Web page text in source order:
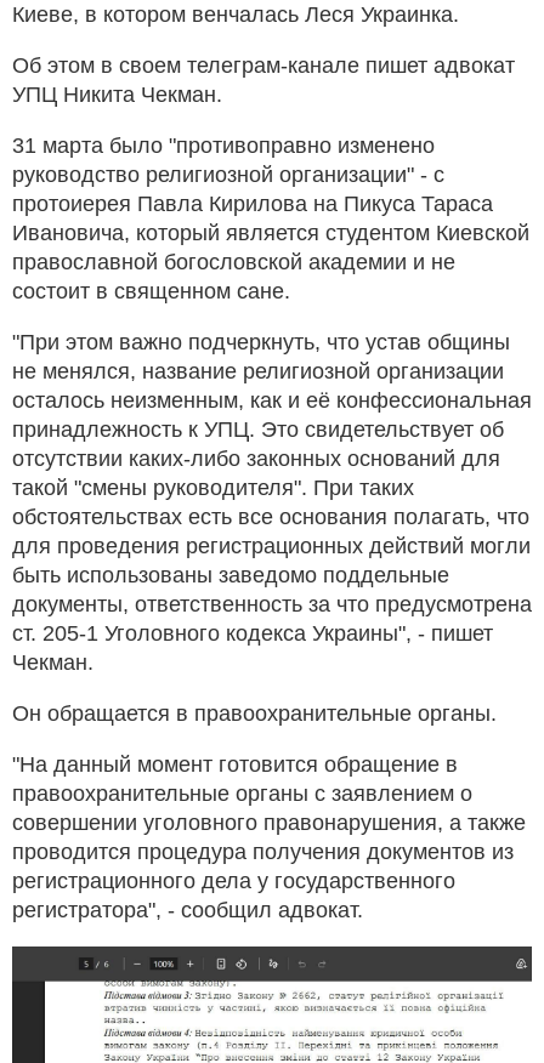
Киеве, в котором венчалась Леся Украинка.
Об этом в своем телеграм-канале пишет адвокат
УПЦ Никита Чекман.
31 марта было "противоправно изменено
руководство религиозной организации" - с
протоиерея Павла Кирилова на Пикуса Тараса
Ивановича, который является студентом Киевской
православной богословской академии и не
состоит в священном сане.
"При этом важно подчеркнуть, что устав общины
не менялся, название религиозной организации
осталось неизменным, как и её конфессиональная
принадлежность к УПЦ. Это свидетельствует об
отсутствии каких-либо законных оснований для
такой "смены руководителя". При таких
обстоятельствах есть все основания полагать, что
для проведения регистрационных действий могли
быть использованы заведомо поддельные
документы, ответственность за что предусмотрена
ст. 205-1 Уголовного кодекса Украины", - пишет
Чекман.
Он обращается в правоохранительные органы.
"На данный момент готовится обращение в
правоохранительные органы с заявлением о
совершении уголовного правонарушения, а также
проводится процедура получения документов из
регистрационного дела у государственного
регистратора", - сообщил адвокат.